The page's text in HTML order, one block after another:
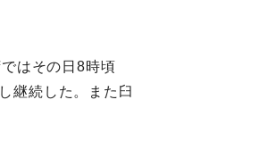
はその日8時頃
継続した。また臼